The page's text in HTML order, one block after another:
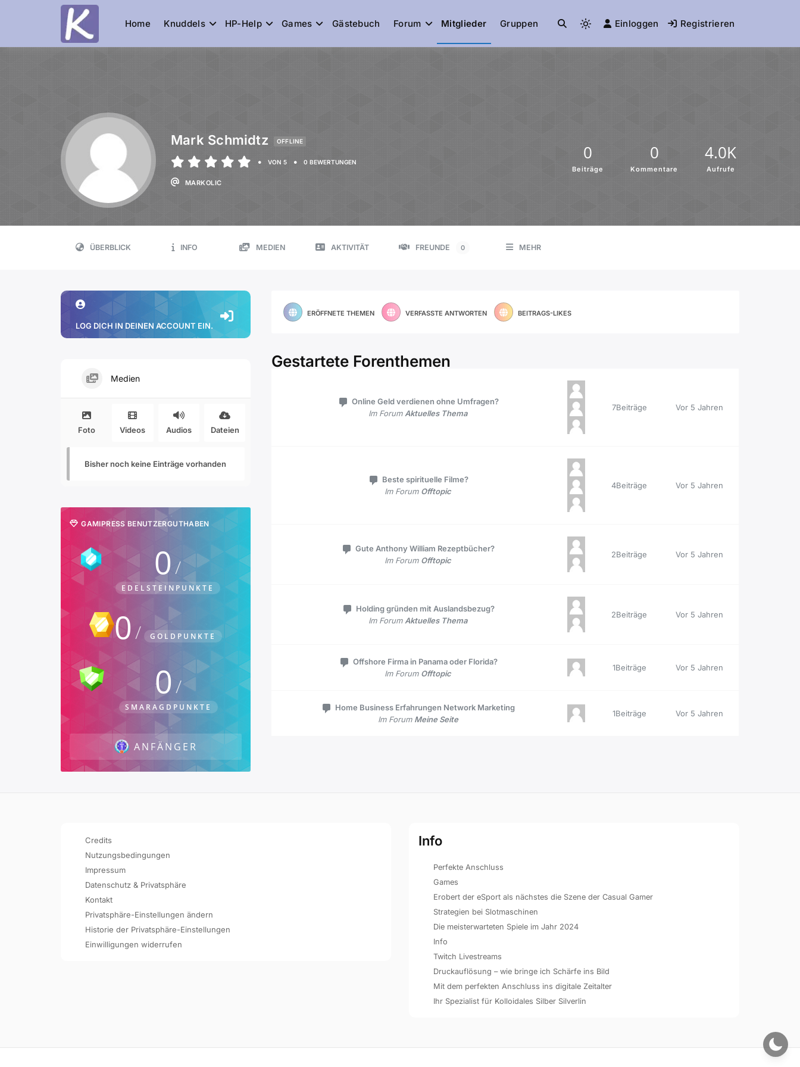
Knuddelesel.de
die Community
Home Knuddels HP-Help Games Gästebuch Forum Mitglieder Gruppen Einloggen Registrieren
Mark Schmidtz OFFLINE
• VON 5 • 0 BEWERTUNGEN
MARKOLIC
0
Beiträge
0
Kommentare
4.0K
Aufrufe
ÜBERBLICK INFO MEDIEN AKTIVITÄT FREUNDE 0 MEHR
ERÖFFNETE THEMEN VERFASSTE ANTWORTEN BEITRAGS-LIKES
Gestartete Forenthemen
Online Geld verdienen ohne Umfragen?
Im Forum Aktuelles Thema
7Beiträge Vor 5 Jahren
Beste spirituelle Filme?
Im Forum Offtopic
4Beiträge Vor 5 Jahren
Gute Anthony William Rezeptbücher?
Im Forum Offtopic
2Beiträge Vor 5 Jahren
Holding gründen mit Auslandsbezug?
Im Forum Aktuelles Thema
2Beiträge Vor 5 Jahren
Offshore Firma in Panama oder Florida?
Im Forum Offtopic
1Beiträge Vor 5 Jahren
Home Business Erfahrungen Network Marketing
Im Forum Meine Seite
1Beiträge Vor 5 Jahren
LOG DICH IN DEINEN ACCOUNT EIN.
Medien
Foto Videos Audios Dateien
Bisher noch keine Einträge vorhanden
GAMIPRESS BENUTZERGUTHABEN
0
EDELSTEINPUNKTE
0 GOLDPUNKTE
0
SMARAGDPUNKTE
ANFÄNGER
Credits
Nutzungsbedingungen
Impressum
Datenschutz & Privatsphäre
Kontakt
Privatsphäre-Einstellungen ändern
Historie der Privatsphäre-Einstellungen
Einwilligungen widerrufen
Info
Perfekte Anschluss
Games
Erobert der eSport als nächstes die Szene der Casual Gamer
Strategien bei Slotmaschinen
Die meisterwarteten Spiele im Jahr 2024
Info
Twitch Livestreams
Druckauflösung – wie bringe ich Schärfe ins Bild
Mit dem perfekten Anschluss ins digitale Zeitalter
Ihr Spezialist für Kolloidales Silber Silverlin